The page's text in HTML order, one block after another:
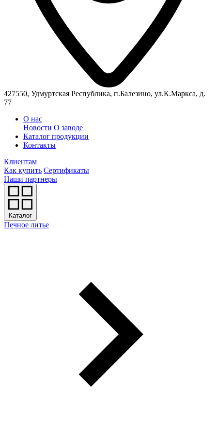
427550, Удмуртская Республика, п.Балезино, ул.К.Маркса, д.
77
О нас
Новости О заводе
Каталог продукции
Контакты
Клиентам
Как купить Сертификаты
Наши партнеры
Каталог
Печное литье